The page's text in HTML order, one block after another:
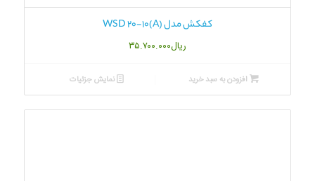
کفکش مدل WSD 20-10(A)
ریال۳۵.۷۰۰.۰۰۰
افزودن به سبد خرید نمایش جزئیات